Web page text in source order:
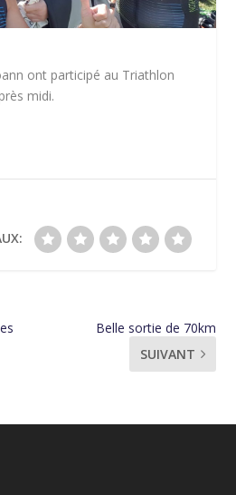
ont participé au Triathlon
midi.
Belle sortie de 70km
SUIVANT